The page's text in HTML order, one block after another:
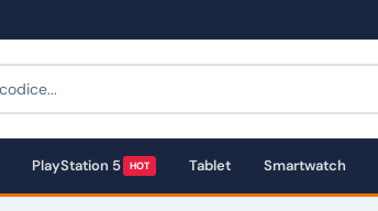
PlayStation 5 HOT Tablet Smartwatch